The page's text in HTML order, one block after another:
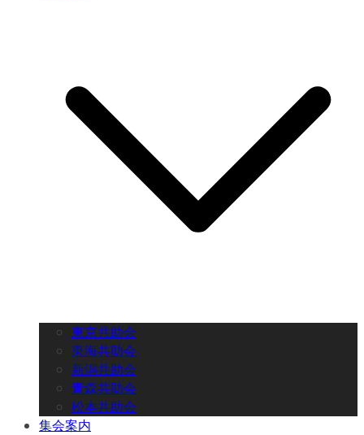
東京共助会
東海共助会
新潟共助会
青森共助会
松本共助会
集会案内